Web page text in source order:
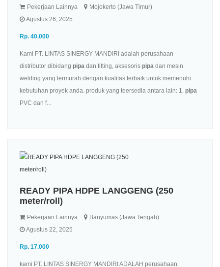
Pekerjaan Lainnya
Mojokerto (Jawa Timur)
Agustus 26, 2025
Rp. 40.000
Kami PT. LINTAS SINERGY MANDIRI adalah perusahaan
distributor dibidang pipa dan fitting, aksesoris pipa dan mesin
welding yang termurah dengan kualitas terbaik untuk memenuhi
kebutuhan proyek anda. produk yang teersedia antara lain: 1. pipa
PVC dan f...
READY PIPA HDPE LANGGENG (250
meter/roll)
Pekerjaan Lainnya
Banyumas (Jawa Tengah)
Agustus 22, 2025
Rp. 17.000
kami PT. LINTAS SINERGY MANDIRI ADALAH perusahaan